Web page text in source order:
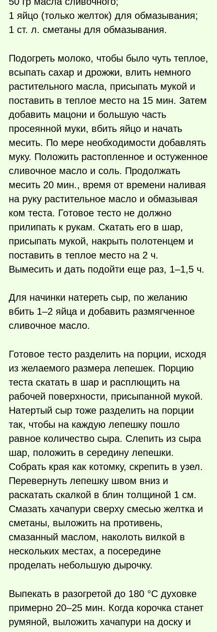
1 яйцо (только желток) для обмазывания;
1 ст. л. сметаны для обмазывания.
Подогреть молоко, чтобы было чуть теплое,
всыпать сахар и дрожжи, влить немного
растительного масла, присыпать мукой и
поставить в теплое место на 15 мин. Затем
добавить мацони и большую часть
просеянной муки, вбить яйцо и начать
месить. По мере необходимости добавлять
муку. Положить растопленное и остуженное
сливочное масло и соль. Продолжать
месить 20 мин., время от времени наливая
на руку растительное масло и обмазывая
ком теста. Готовое тесто не должно
прилипать к рукам. Скатать его в шар,
присыпать мукой, накрыть полотенцем и
поставить в теплое место на 2 ч.
Вымесить и дать подойти еще раз, 1–1,5 ч.
Для начинки натереть сыр, по желанию
вбить 1–2 яйца и добавить размягченное
сливочное масло.
Готовое тесто разделить на порции, исходя
из желаемого размера лепешек. Порцию
теста скатать в шар и расплющить на
рабочей поверхности, присыпанной мукой.
Натертый сыр тоже разделить на порции
так, чтобы на каждую лепешку пошло
равное количество сыра. Слепить из сыра
шар, положить в середину лепешки.
Собрать края как котомку, скрепить в узел.
Перевернуть лепешку швом вниз и
раскатать скалкой в блин толщиной 1 см.
Смазать хачапури сверху смесью желтка и
сметаны, выложить на противень,
смазанный маслом, наколоть вилкой в
нескольких местах, а посередине
проделать небольшую дырочку.
Выпекать в разогретой до 180 °С духовке
примерно 20–25 мин. Когда корочка станет
румяной, выложить хачапури на доску и